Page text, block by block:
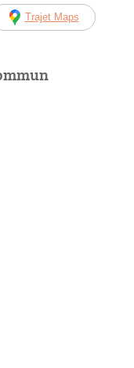
Trajet Maps